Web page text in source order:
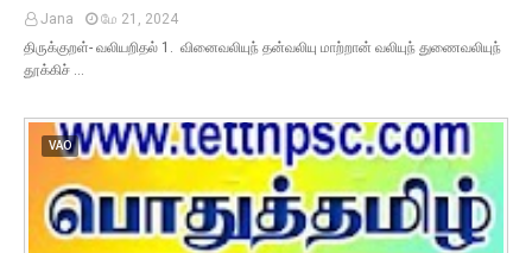
Jana
மே 21, 2024
திருக்குறள்- வலியறிதல் 1. வினைவலியுந் தன்வலியு மாற்றான் வலியுந் துணைவலியுந்
தூக்கிச் …
VAO